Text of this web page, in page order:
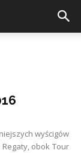
wyścigów
obok Tour